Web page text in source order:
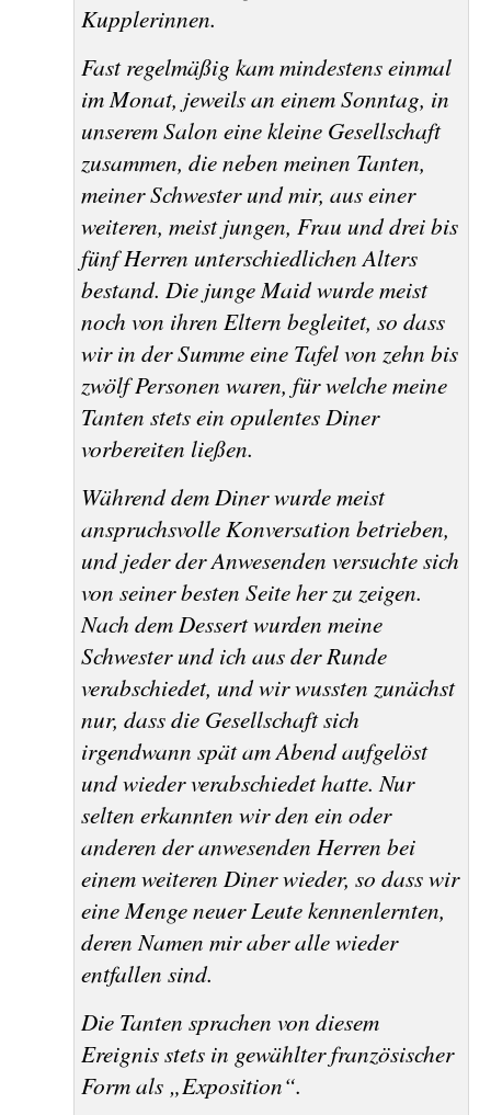
Kupplerinnen.
Fast regelmäßig kam mindestens einmal
im Monat, jeweils an einem Sonntag, in
unserem Salon eine kleine Gesellschaft
zusammen, die neben meinen Tanten,
meiner Schwester und mir, aus einer
weiteren, meist jungen, Frau und drei bis
fünf Herren unterschiedlichen Alters
bestand. Die junge Maid wurde meist
noch von ihren Eltern begleitet, so dass
wir in der Summe eine Tafel von zehn bis
zwölf Personen waren, für welche meine
Tanten stets ein opulentes Diner
vorbereiten ließen.
Während dem Diner wurde meist
anspruchsvolle Konversation betrieben,
und jeder der Anwesenden versuchte sich
von seiner besten Seite her zu zeigen.
Nach dem Dessert wurden meine
Schwester und ich aus der Runde
verabschiedet, und wir wussten zunächst
nur, dass die Gesellschaft sich
irgendwann spät am Abend aufgelöst
und wieder verabschiedet hatte. Nur
selten erkannten wir den ein oder
anderen der anwesenden Herren bei
einem weiteren Diner wieder, so dass wir
eine Menge neuer Leute kennenlernten,
deren Namen mir aber alle wieder
entfallen sind.
Die Tanten sprachen von diesem
Ereignis stets in gewählter französischer
Form als „Exposition“.